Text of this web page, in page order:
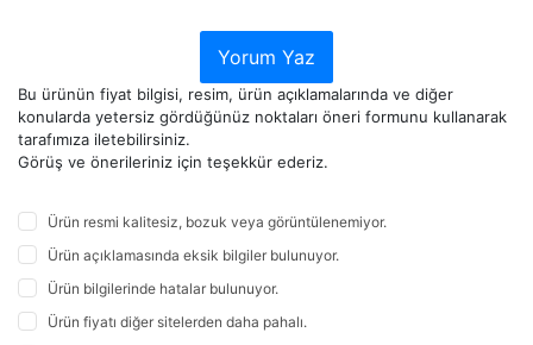
Yorum Yaz
Bu ürünün fiyat bilgisi, resim, ürün açıklamalarında ve diğer
konularda yetersiz gördüğünüz noktaları öneri formunu kullanarak
tarafımıza iletebilirsiniz.
Görüş ve önerileriniz için teşekkür ederiz.
Ürün resmi kalitesiz, bozuk veya görüntülenemiyor.
Ürün açıklamasında eksik bilgiler bulunuyor.
Ürün bilgilerinde hatalar bulunuyor.
Ürün fiyatı diğer sitelerden daha pahalı.